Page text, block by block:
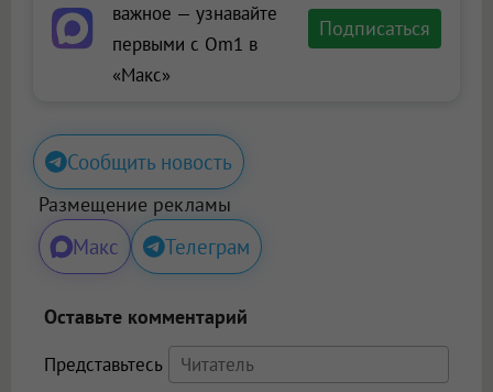
важное — узнавайте
первыми с Om1 в
«Макс»
Подписаться
Сообщить новость
Размещение рекламы
Макс Телеграм
Оставьте комментарий
Представьтесь